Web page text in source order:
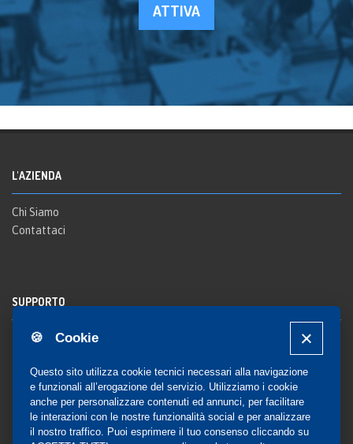
🍪 Cookie
Questo sito utilizza cookie tecnici necessari alla navigazione
e funzionali all’erogazione del servizio. Utilizziamo i cookie
anche per personalizzare contenuti ed annunci, per facilitare
le interazioni con le nostre funzionalità social e per analizzare
il nostro traffico. Puoi esprimere il tuo consenso cliccando su
ATTIVA
L'AZIENDA
Chi Siamo
Contattaci
SUPPORTO
Registrazione al sito
Notifica